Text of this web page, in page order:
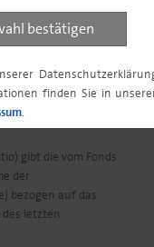
bestätigen
finden Sie in
.
nein
gibt die vom Fonds
der
bezogen auf das
letzten